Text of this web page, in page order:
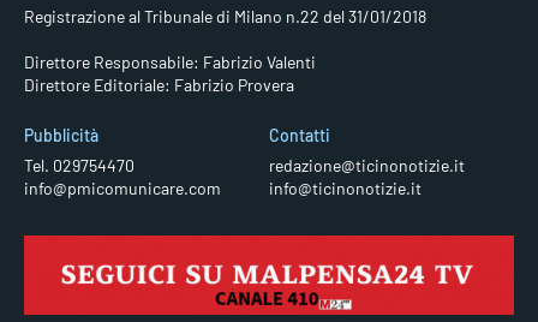
Registrazione al Tribunale di Milano n.22 del 31/01/2018
Direttore Responsabile: Fabrizio Valenti
Direttore Editoriale: Fabrizio Provera
Pubblicità
Tel. 029754470
info@pmicomunicare.com
Contatti
redazione@ticinonotizie.it
info@ticinonotizie.it